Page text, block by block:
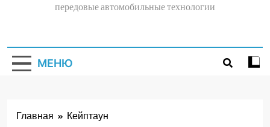
передовые автомобильные технологии
МЕНЮ
Главная Кейптаун